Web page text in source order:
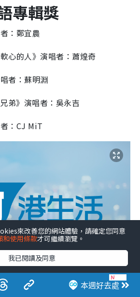
專輯獎
：鄭宜農
心的人》演唱者：蕭煌奇
者：蘇明淵
弟》演唱者：吳永吉
：CJ MiT
專輯獎 本週好去處
來改善您的網站體驗，請確定您同意
和使用條款才可繼續瀏覽。
我已閱讀及同意